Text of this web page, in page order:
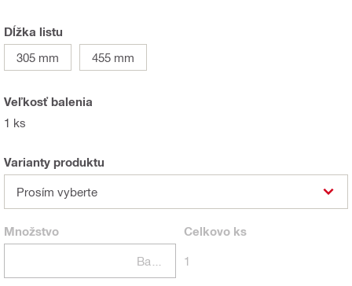
Dĺžka listu
305 mm
455 mm
Veľkosť balenia
1 ks
Varianty produktu
Prosím vyberte
Množstvo Celkovo ks
1